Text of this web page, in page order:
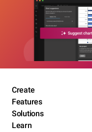
Create
Features
Solutions
Learn